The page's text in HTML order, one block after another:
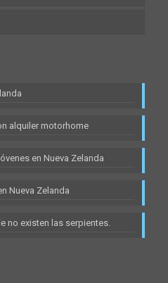
alquiler motorhome
en Nueva Zelanda
Nueva Zelanda
no existen las serpientes.